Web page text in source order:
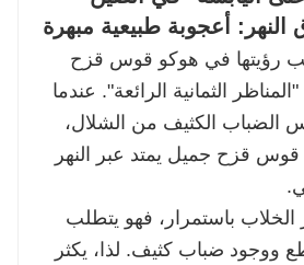
رؤيتها في هوكو قوس قزح
الثمانية الرائعة". عندما
الكثيف من الشلال،
قوس قزح جميل يمتد عبر النهر
الخلاب باستمرار، فهو يتطلب
ضباب كثيف. لذا، يكثر